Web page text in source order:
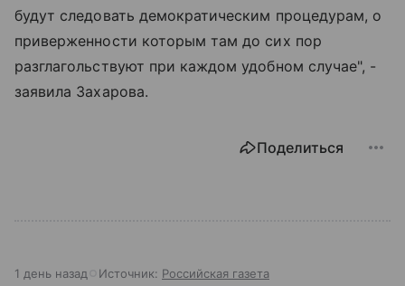
будут следовать демократическим процедурам, о
приверженности которым там до сих пор
разглагольствуют при каждом удобном случае", -
заявила Захарова.
Поделиться
1 день назад Источник: Российская газета